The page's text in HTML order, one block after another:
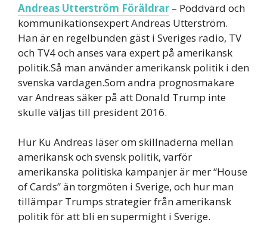
Andreas Utterström Föräldrar – Poddvärd och
kommunikationsexpert Andreas Utterström.
Han är en regelbunden gäst i Sveriges radio, TV
och TV4 och anses vara expert på amerikansk
politik.Så man använder amerikansk politik i den
svenska vardagen.Som andra prognosmakare
var Andreas säker på att Donald Trump inte
skulle väljas till president 2016.
Hur Ku Andreas läser om skillnaderna mellan
amerikansk och svensk politik, varför
amerikanska politiska kampanjer är mer “House
of Cards” än torgmöten i Sverige, och hur man
tillämpar Trumps strategier från amerikansk
politik för att bli en supermight i Sverige.